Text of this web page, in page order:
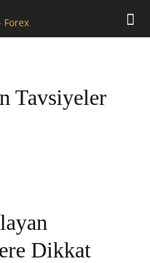
Tavsiyeler
Dikkat